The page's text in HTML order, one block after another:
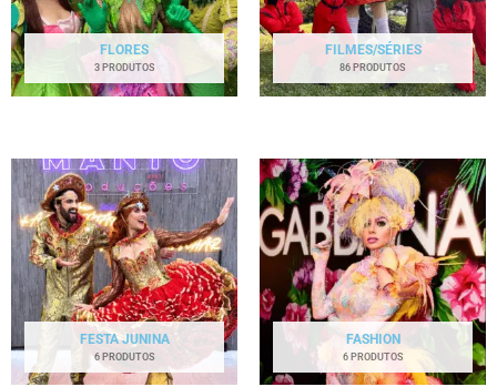
FLORES
3 PRODUTOS
FILMES/SÉRIES
86 PRODUTOS
FESTA JUNINA
6 PRODUTOS
FASHION
6 PRODUTOS